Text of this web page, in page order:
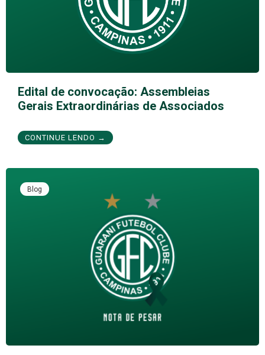
Edital de convocação: Assembleias
Gerais Extraordinárias de Associados
CONTINUE LENDO →
Blog